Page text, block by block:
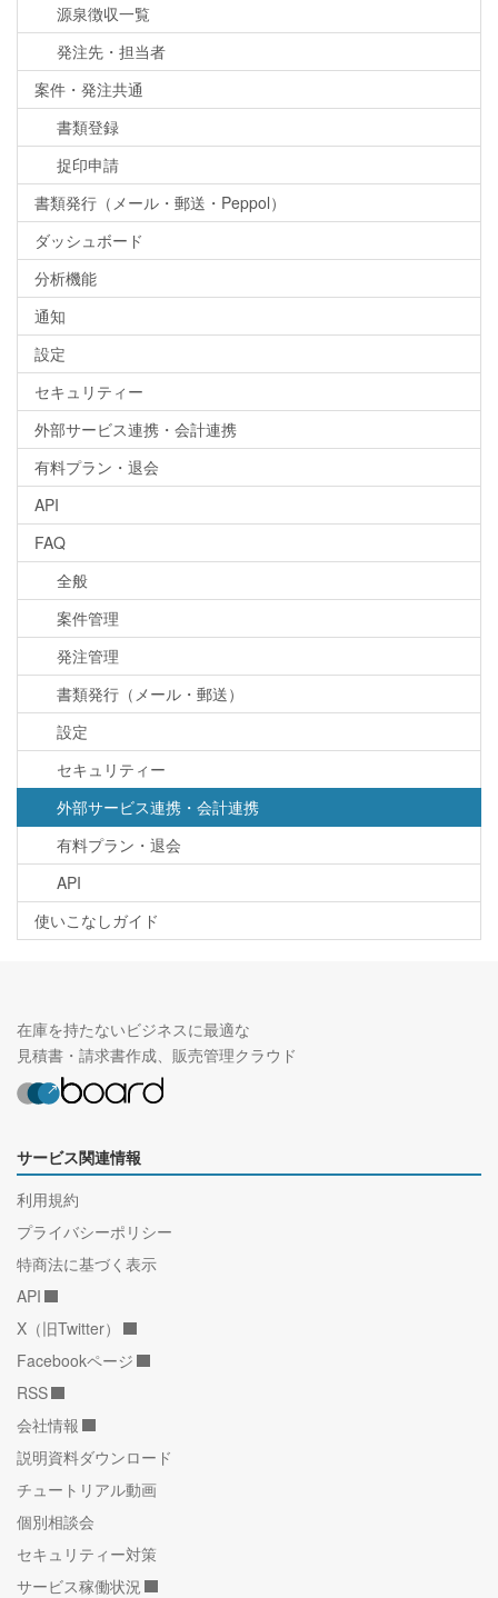
源泉徴収一覧
発注先・担当者
案件・発注共通
書類登録
捉印申請
書類発行（メール・郵送・Peppol）
ダッシュボード
分析機能
通知
設定
セキュリティー
外部サービス連携・会計連携
有料プラン・退会
API
FAQ
全般
案件管理
発注管理
書類発行（メール・郵送）
設定
セキュリティー
外部サービス連携・会計連携
有料プラン・退会
API
使いこなしガイド
在庫を持たないビジネスに最適な
見積書・請求書作成、販売管理クラウド
サービス関連情報
利用規約
プライバシーポリシー
特商法に基づく表示
API
X（旧Twitter）
Facebookページ
RSS
会社情報
説明資料ダウンロード
チュートリアル動画
個別相談会
セキュリティー対策
サービス稼働状況